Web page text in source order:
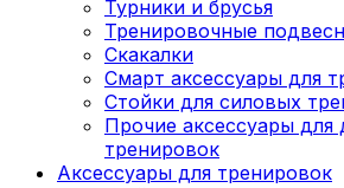
Турники и брусья
Тренировочные
Скакалки
Смарт аксессуары для
Стойки для силовых
Прочие аксессуары
тренировок
Аксессуары для тренировок